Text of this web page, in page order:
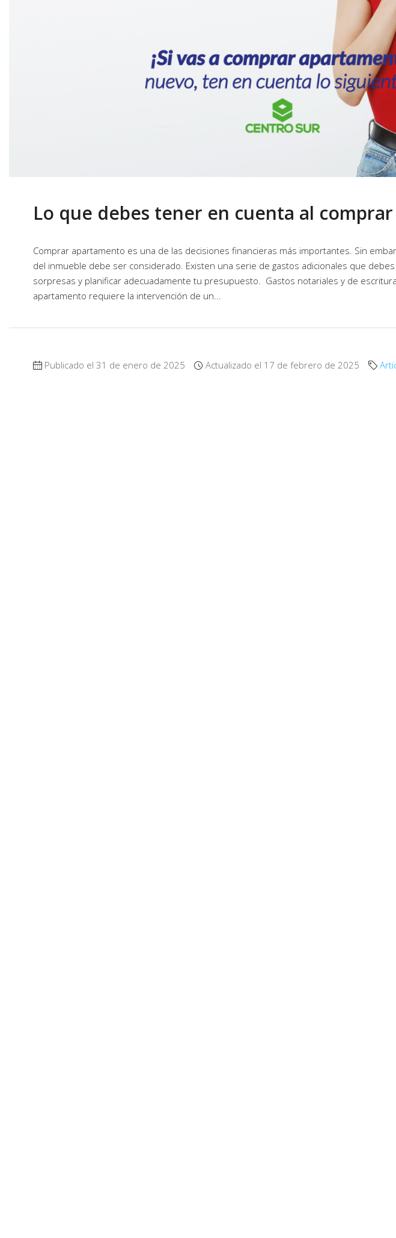
Lo que debes tener en cuenta al
Comprar apartamento es una de las decisiones financieras más importantes. Sin
del inmueble debe ser considerado. Existen una serie de gastos adicionales que
sorpresas y planificar adecuadamente tu presupuesto. Gastos notariales y de
apartamento requiere la intervención de un...
Publicado el 31 de enero de 2025 Actualizado el 17 de febrero de 2025